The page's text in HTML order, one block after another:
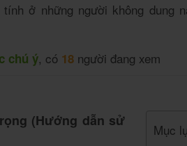
ở những người không dung
chú ý, có 18 người đang xem
(Hướng dẫn sử
Mục